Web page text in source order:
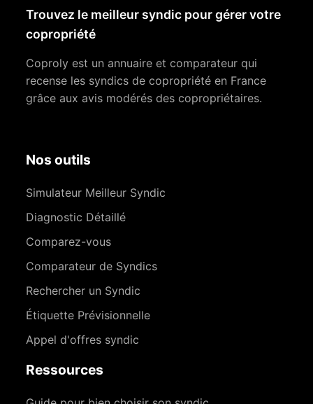
Trouvez le meilleur syndic pour gérer votre
copropriété
Coproly est un annuaire et comparateur qui
recense les syndics de copropriété en France
grâce aux avis modérés des copropriétaires.
Nos outils
Simulateur Meilleur Syndic
Diagnostic Détaillé
Comparez-vous
Comparateur de Syndics
Rechercher un Syndic
Étiquette Prévisionnelle
Appel d'offres syndic
Ressources